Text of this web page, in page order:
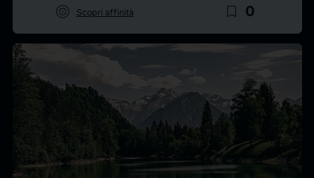
target Scopri affinità bookmark_border 0